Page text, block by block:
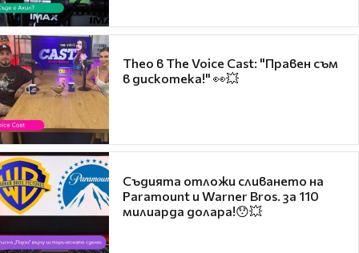
Theo в The Voice Cast: "Правен съм
в дискотека!" 👀💥
Съдията отложи сливането на
Paramount и Warner Bros. за 110
милиарда долара!😯💥